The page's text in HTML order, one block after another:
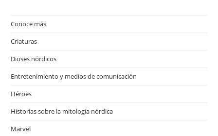
Conoce más
Criaturas
Dioses nórdicos
Entretenimiento y medios de comunicación
Héroes
Historias sobre la mitología nórdica
Marvel